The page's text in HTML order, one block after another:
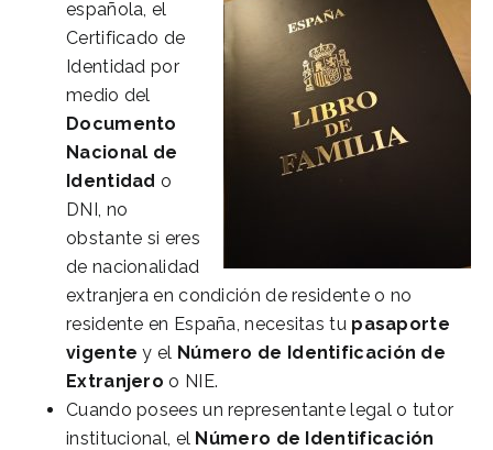
española, el
Certificado de
Identidad por
medio del
Documento
Nacional de
Identidad o
DNI, no
obstante si eres
de nacionalidad
extranjera en condición de residente o no
residente en España, necesitas tu pasaporte
vigente y el Número de Identificación de
Extranjero o NIE.
Cuando posees un representante legal o tutor
institucional, el Número de Identificación